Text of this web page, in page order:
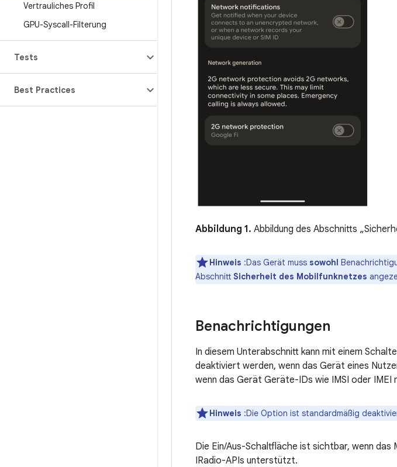
Vertrauliches Profil
GPU-Syscall-Filterung
Tests
Best Practices
Abbildung 1. Abbildung des Abschnitts
Hinweis :Das Gerät muss sowohl
Abschnitt Sicherheit des Mobilfunknetzes
Benachrichtigungen
In diesem Unterabschnitt kann mit einem
deaktiviert werden, wenn das Gerät eines
wenn das Gerät Geräte-IDs wie IMSI oder
Hinweis :Die Option ist standardmäßig
Die Ein/Aus-Schaltfläche ist sichtbar, wenn
IRadio-APIs unterstützt.